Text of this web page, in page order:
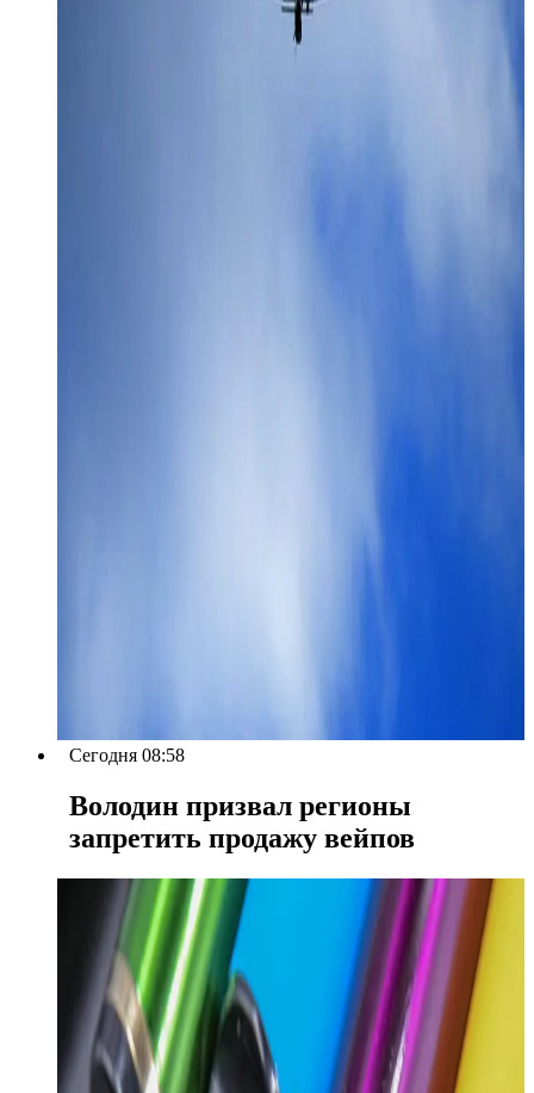
Сегодня 08:58
Володин призвал регионы
запретить продажу вейпов